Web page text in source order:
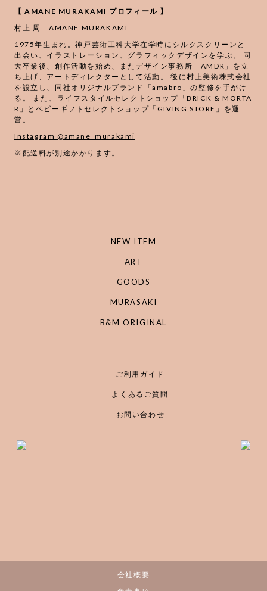
【 AMANE MURAKAMI プロフィール 】
村上 周 AMANE MURAKAMI
1975年生まれ。神戸芸術工科大学在学時にシルクスクリーンと
出会い、イラストレーション、グラフィックデザインを学ぶ。 同
大卒業後、創作活動を始め、またデザイン事務所「AMDR」を立
ち上げ、アートディレクターとして活動。 後に村上美術株式会社
を設立し、同社オリジナルブランド「amabro」の監修を手がけ
る。 また、ライフスタイルセレクトショップ「BRICK & MORTA
R」とベビーギフトセレクトショップ「GIVING STORE」を運
営。
Instagram @amane_murakami
※配送料が別途かかります。
NEW ITEM
ART
GOODS
MURASAKI
B&M ORIGINAL
ご利用ガイド
よくあるご質問
お問い合わせ
会社概要